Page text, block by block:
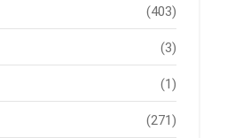
(403)
(3)
(1)
(271)